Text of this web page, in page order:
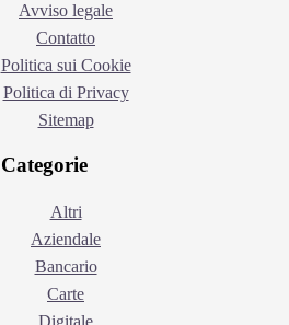
Avviso legale
Contatto
Politica sui Cookie
Politica di Privacy
Sitemap
Categorie
Altri
Aziendale
Bancario
Carte
Digitale